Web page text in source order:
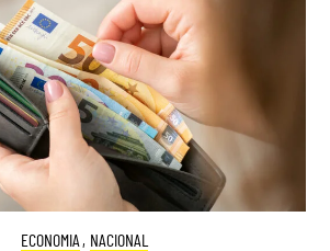
ECONOMIA , NACIONAL